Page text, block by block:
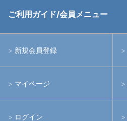
ライト
アームシステム
アクションカメラ(GoPro等)
RGBlue
イノン
ご利用ガイド/会員メニュー
新規会員登録
マイページ
ログイン